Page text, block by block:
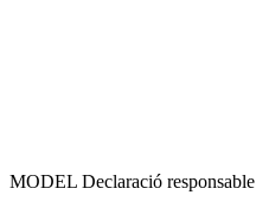
MODEL Declaració responsable